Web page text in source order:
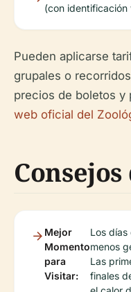
(con identificación
Pueden aplicarse
grupales o
precios de boletos y
web oficial del
Mejor
Momento
para
Visitar:
Los días
menos
Las
finales